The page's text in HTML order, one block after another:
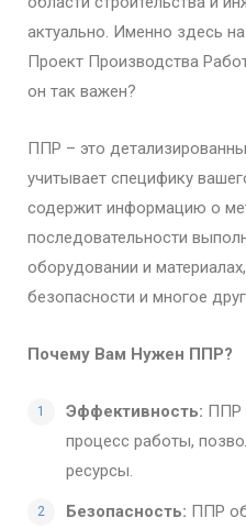
актуально. Именно здесь
Проект Производства
он так важен?
ППР – это
учитывает специфику
содержит информацию о
последовательности
оборудовании и
безопасности и многое
Почему Вам Нужен ППР?
Эффективность: ППР
процесс работы,
ресурсы.
Безопасность: ППР